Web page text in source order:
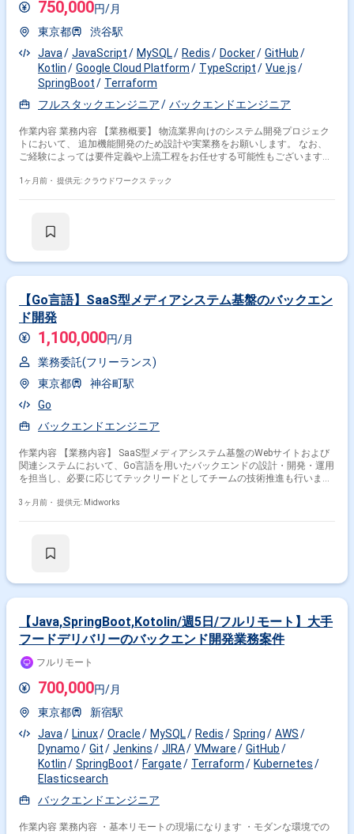
750,000円/月
東京都
渋谷駅
Java
JavaScript MySQL Redis Docker
GitHub
Kotlin
Google Cloud Platform TypeScript
Vue.js
SpringBoot
Terraform
フルスタックエンジニア
バックエンドエンジニア
作業内容 業務内容 【業務概要】 物流業界向けのシステム開発プロジェク
トにおいて、 追加機能開発のため設計や実業務をお願いします。 なお、
ご経験によっては要件定義や上流工程をお任せする可能性もございます。
出社の曜日は決まっておらず、現場で調整いただく形となります。 ◆主な
月〜 ・出社：週3日出社・週2日リモート ・場所：渋谷 ・期間：長期予定
1ヶ月前・ 提供元: クラウドワークス テック
【Go言語】SaaS型メディアシステム基盤のバックエン
ド開発
1,100,000円/月
業務委託(フリーランス)
東京都
神谷町駅
Go
バックエンドエンジニア
作業内容 【業務内容】 SaaS型メディアシステム基盤のWebサイトおよび
関連システムにおいて、Go言語を用いたバックエンドの設計・開発・運用
を担当し、必要に応じてテックリードとしてチームの技術推進も行いま
PostgreSQLやRedisを用いたデータベース設計と運用 ・チームメンバーと
3ヶ月前・ 提供元: Midworks
【Java,SpringBoot,Kotolin/週5日/フルリモート】大手
フードデリバリーのバックエンド開発業務案件
フルリモート
700,000円/月
東京都
新宿駅
Java
Linux Oracle MySQL Redis Spring
AWS
Dynamo
Git Jenkins JIRA VMware
GitHub
Kotlin
SpringBoot Fargate Terraform
Kubernetes
Elasticsearch
バックエンドエンジニア
作業内容 業務内容 ・基本リモートの現場になります ・モダンな環境での